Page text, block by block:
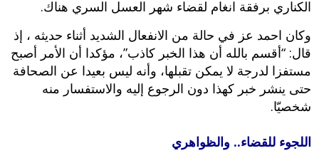
الكناري برفقة انغام لقضاء شهر العسل السري هناك.
وكان احمد عز في حالة من الانفعال الشديد أثناء حديثه ، إذ
قال: “أقسم بالله أن هذا الخبر كاذب”، مؤكدا أن الأمر أصبح
مستفزا لدرجة لا يمكن تقبلها، وأنه ليس بعيدا عن الصحافة
حتى ينشر خبر كهذا دون الرجوع إليه والاستفسار منه
شخصيّا.
اللجوء للقضاء.. والظواهري